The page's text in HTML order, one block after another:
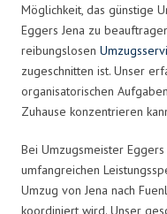
Möglichkeit, das günstige
Eggers Jena zu
reibungslosen
zugeschnitten ist. Unser
organisatorischen
Zuhause konzentrieren
Bei Umzugsmeister
umfangreichen
Umzug von Jena nach
koordiniert wird. Unser